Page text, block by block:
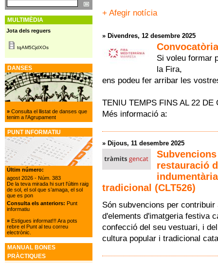
+ Afegir notícia
» Divendres, 12 desembre 2025
Si voleu formar
la Fira,
ens podeu fer arribar les
TENIU TEMPS FINS AL 22
Més informació a:
» Dijous, 11 desembre 2025
restauració
tradicional (CLT526)
Són subvencions per
d'elements d'imatgeria festiva
confecció del seu vestuari, i
cultura popular i tradicional
MULTIMÈDIA
Jota dels reguers
tqAM5CjdXOs
DANSES
»Consulta el llistat de danses que
tenim a l'Agrupament
PUNT INFORMATIU
Últim número:
agost 2026 - Núm. 383
De la teva mirada hi surt l'últim raig
de sol, el sol que s’amaga, el sol
que es pon
Consulta els anteriors: Punt
informatiu
»Estigues informat!!! Ara pots
rebre el Punt al teu correu
electrònic.
MANUAL BONES
PRÀCTIQUES